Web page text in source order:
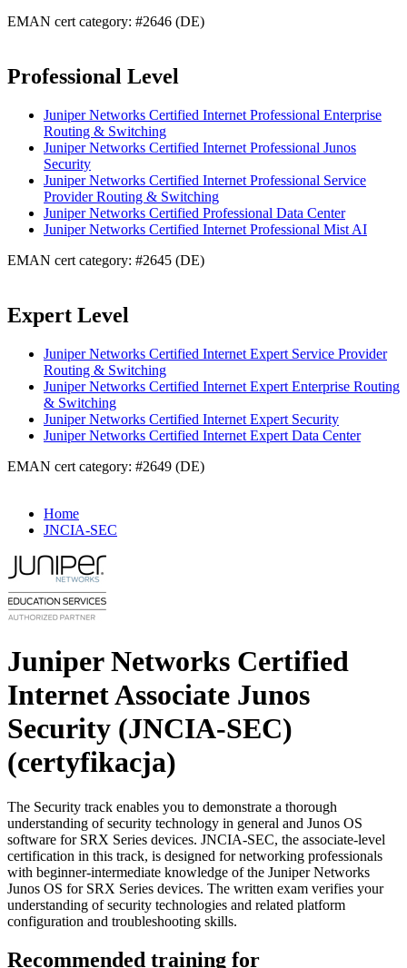
EMAN cert category: #2646 (DE)
Professional Level
Juniper Networks Certified Internet Professional Enterprise
Routing & Switching
Juniper Networks Certified Internet Professional Junos
Security
Juniper Networks Certified Internet Professional Service
Provider Routing & Switching
Juniper Networks Certified Professional Data Center
Juniper Networks Certified Internet Professional Mist AI
EMAN cert category: #2645 (DE)
Expert Level
Juniper Networks Certified Internet Expert Service Provider
Routing & Switching
Juniper Networks Certified Internet Expert Enterprise Routing
& Switching
Juniper Networks Certified Internet Expert Security
Juniper Networks Certified Internet Expert Data Center
EMAN cert category: #2649 (DE)
Home
JNCIA-SEC
Juniper Networks Certified
Internet Associate Junos
Security (JNCIA-SEC)
(certyfikacja)
The Security track enables you to demonstrate a thorough
understanding of security technology in general and Junos OS
software for SRX Series devices. JNCIA-SEC, the associate-level
certification in this track, is designed for networking professionals
with beginner-intermediate knowledge of the Juniper Networks
Junos OS for SRX Series devices. The written exam verifies your
understanding of security technologies and related platform
configuration and troubleshooting skills.
Recommended training for